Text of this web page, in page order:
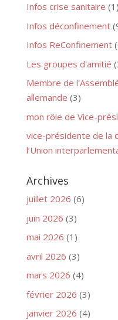
Infos crise sanitaire (1)
Infos déconfinement
Infos ReConfinement
Les groupes d'amitié
Membre de
allemande (3)
mon rôle de Vice-
vice-présidente de la
l’Union
Archives
juillet 2026 (6)
juin 2026 (3)
mai 2026 (1)
avril 2026 (3)
mars 2026 (4)
février 2026 (3)
janvier 2026 (4)